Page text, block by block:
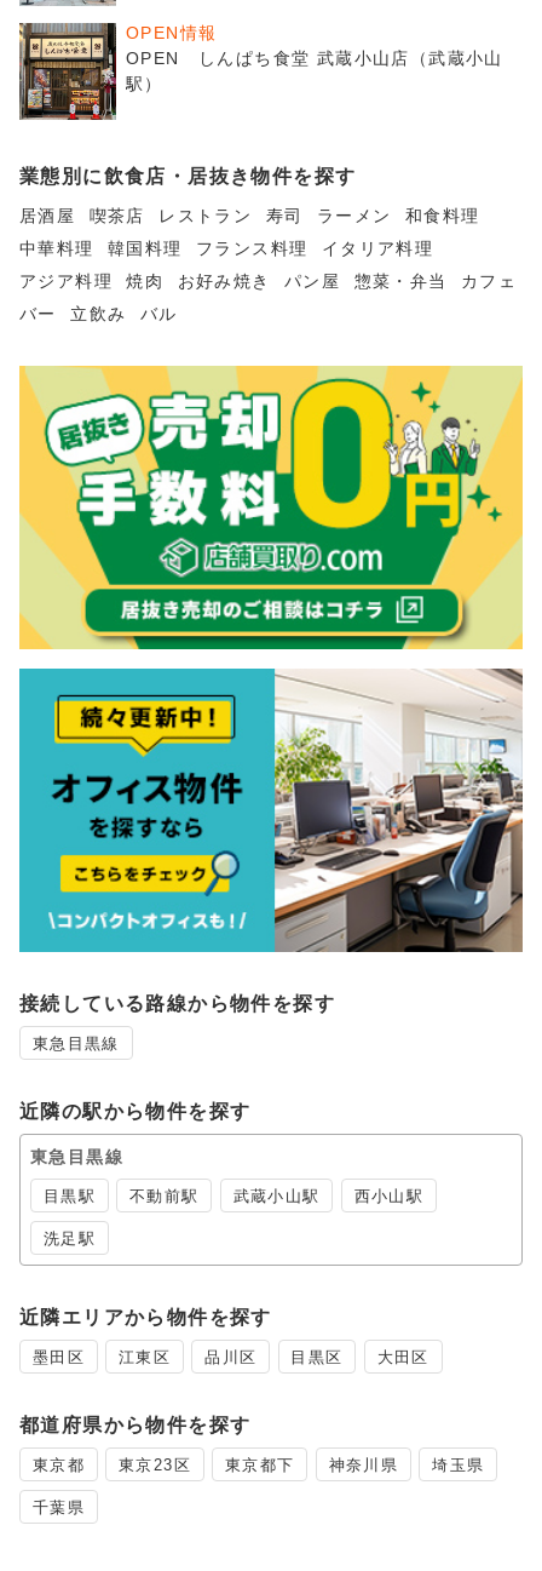
OPEN情報
OPEN しんぱち食堂 武蔵小山店（武蔵小山
駅）
業態別に飲食店・居抜き物件を探す
居酒屋 喫茶店 レストラン 寿司 ラーメン
和食料理
中華料理
韓国料理 フランス料理
イタリア料理
アジア料理
焼肉 お好み焼き パン屋 惣菜・弁当
カフェ
バー
立飲み バル
接続している路線から物件を探す
東急目黒線
近隣の駅から物件を探す
東急目黒線
目黒駅 不動前駅 武蔵小山駅 西小山駅
洗足駅
近隣エリアから物件を探す
墨田区 江東区 品川区 目黒区 大田区
都道府県から物件を探す
東京都 東京23区 東京都下 神奈川県 埼玉県
千葉県